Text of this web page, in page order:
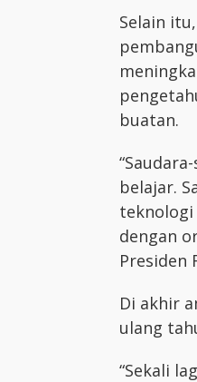
Selain
buatan.
belajar.
teknologi
dengan
Presiden
Di akhir
ulang
“Sekali